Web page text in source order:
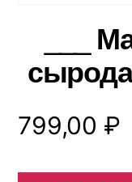
___
799,00 ₽